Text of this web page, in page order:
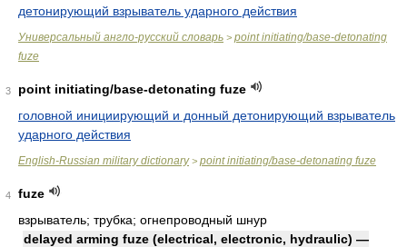
детонирующий взрыватель ударного действия
Универсальный англо-русский словарь > point initiating/base-detonating
fuze
3
point initiating/base-detonating fuze
головной инициирующий и донный детонирующий взрыватель
ударного действия
English-Russian military dictionary> point initiating/base-detonating fuze
4
fuze
взрыватель; трубка; огнепроводный шнур
delayed arming fuze (electrical, electronic, hydraulic) —